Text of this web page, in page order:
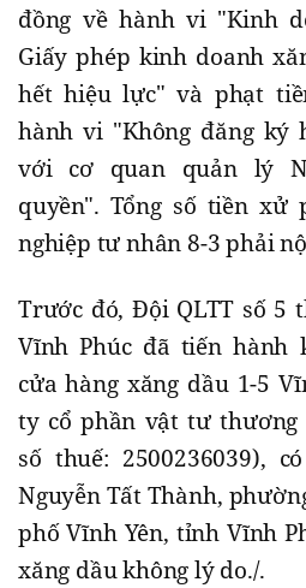
đồng về hành vi "Kinh
Giấy phép kinh doanh
hết hiệu lực" và phạt
hành vi "Không đăng ký
với cơ quan quản lý
quyền". Tổng số tiền xử
nghiệp tư nhân 8-3 phải
Trước đó, Đội QLTT số 5
Vĩnh Phúc đã tiến hành
cửa hàng xăng dầu 1-5
ty cổ phần vật tư thương
số thuế: 2500236039),
Nguyễn Tất Thành,
phố Vĩnh Yên, tỉnh Vĩnh
xăng dầu không lý do./.